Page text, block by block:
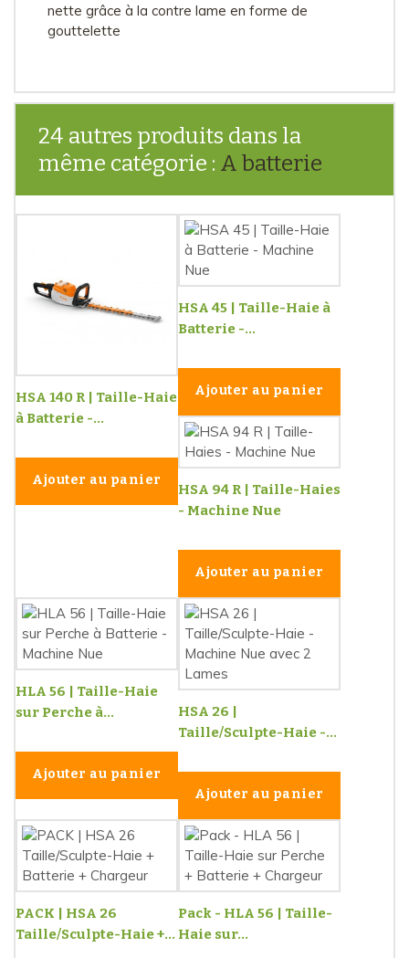
nette grâce à la contre lame en forme de
gouttelette
24 autres produits dans la
même catégorie :
A batterie
HSA 140 R | Taille-Haie
à Batterie -...
Ajouter au panier
HSA 45 | Taille-Haie à
Batterie -...
Ajouter au panier
HSA 94 R | Taille-Haies
- Machine Nue
Ajouter au panier
HLA 56 | Taille-Haie
sur Perche à...
Ajouter au panier
HSA 26 |
Taille/Sculpte-Haie -...
Ajouter au panier
PACK | HSA 26
Taille/Sculpte-Haie +...
Pack - HLA 56 | Taille-
Haie sur...